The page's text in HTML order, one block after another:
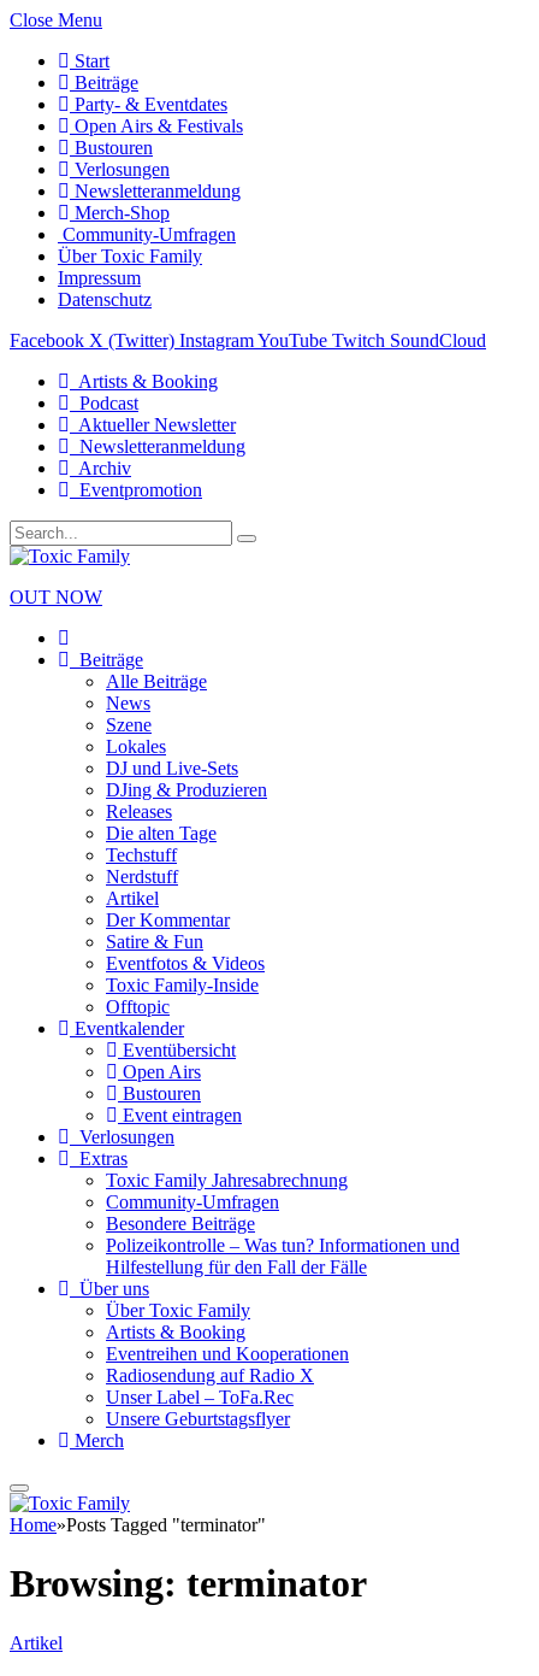
Close Menu
Start
Beiträge
Party- & Eventdates
Open Airs & Festivals
Bustouren
Verlosungen
Newsletteranmeldung
Merch-Shop
Community-Umfragen
Über Toxic Family
Impressum
Datenschutz
Facebook X (Twitter) InstagramYouTube Twitch SoundCloud
Artists & Booking
Podcast
Aktueller Newsletter
Newsletteranmeldung
Archiv
Eventpromotion
OUT NOW
Beiträge
Alle Beiträge
News
Szene
Lokales
DJ und Live-Sets
DJing & Produzieren
Releases
Die alten Tage
Techstuff
Nerdstuff
Artikel
Der Kommentar
Satire & Fun
Eventfotos & Videos
Toxic Family-Inside
Offtopic
Eventkalender
Eventübersicht
Open Airs
Bustouren
Event eintragen
Verlosungen
Extras
Toxic Family Jahresabrechnung
Community-Umfragen
Besondere Beiträge
Polizeikontrolle – Was tun? Informationen und
Hilfestellung für den Fall der Fälle
Über uns
Über Toxic Family
Artists & Booking
Eventreihen und Kooperationen
Radiosendung auf Radio X
Unser Label – ToFa.Rec
Unsere Geburtstagsflyer
Merch
Home»Posts Tagged "terminator"
Browsing: terminator
Artikel